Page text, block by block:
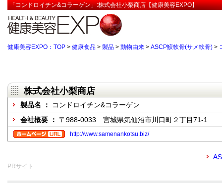
「コンドロイチン&コラーゲン」:株式会社小梨商店【健康美容EXPO】
健康美容EXPO：TOP > 健康食品 > 製品 > 動物由来 > ASCP鮫軟骨(サメ軟骨) >
株式会社小梨商店
製品名 ：
コンドロイチン&コラーゲン
会社概要 ： 〒988-0033 宮城県気仙沼市川口町２丁目71-1
http://www.samenankotsu.biz/
PRサイト